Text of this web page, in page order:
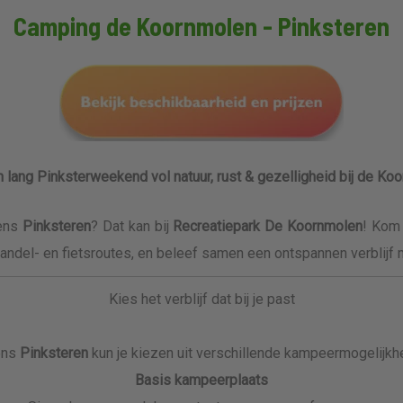
Camping de Koornmolen - Pinksteren
lang Pinksterweekend vol natuur, rust & gezelligheid bij de
Pinksteren? Dat kan bij Recreatiepark De Koornmolen!
en fietsroutes, en beleef samen een ontspannen verblijf
Kies het verblijf dat bij je past
Pinksteren kun je kiezen uit verschillende
Basis kampeerplaats